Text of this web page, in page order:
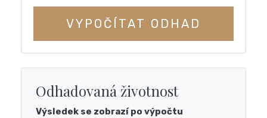
VYPOČÍTAT ODHAD
Odhadovaná životnost
Výsledek se zobrazí po výpočtu